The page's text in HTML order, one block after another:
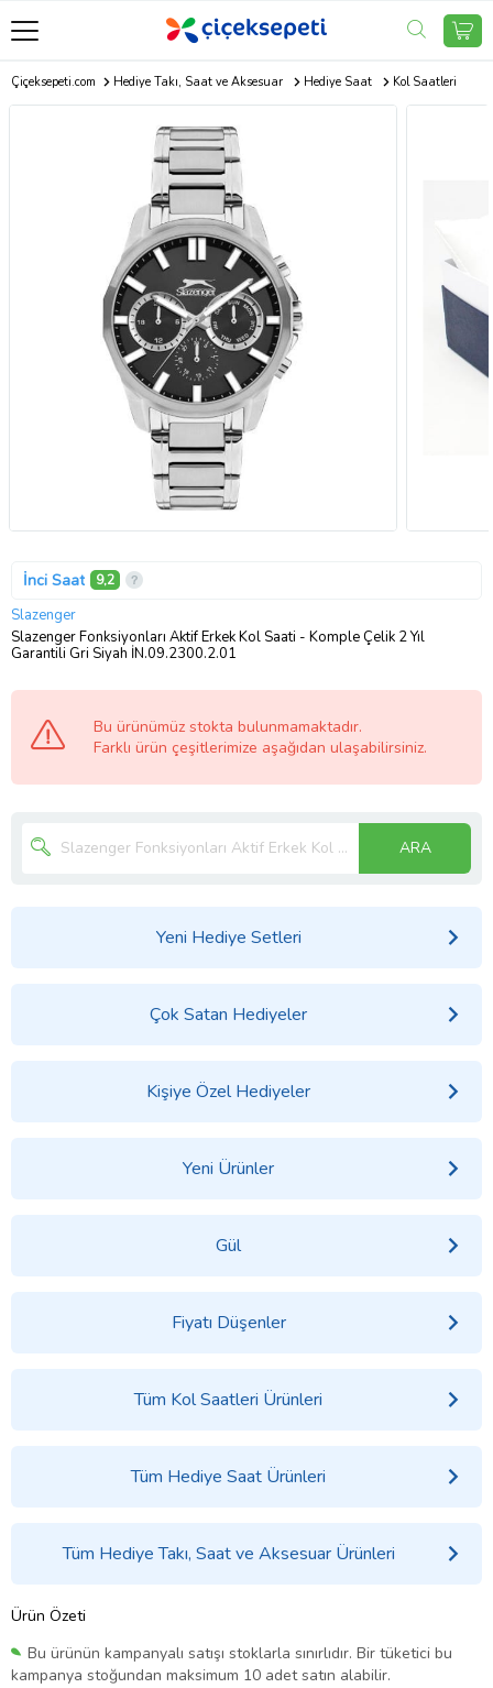
Çiçeksepeti.com Hediye Takı, Saat ve Aksesuar Hediye Saat Kol Saatleri
İnci Saat 9,2
Slazenger
Slazenger Fonksiyonları Aktif Erkek Kol Saati - Komple Çelik 2 Yıl
Garantili Gri Siyah İN.09.2300.2.01
Bu ürünümüz stokta bulunmamaktadır.
Farklı ürün çeşitlerimize aşağıdan ulaşabilirsiniz.
ARA
Yeni Hediye Setleri
Çok Satan Hediyeler
Kişiye Özel Hediyeler
Yeni Ürünler
Gül
Fiyatı Düşenler
Tüm Kol Saatleri Ürünleri
Tüm Hediye Saat Ürünleri
Tüm Hediye Takı, Saat ve Aksesuar Ürünleri
Ürün Özeti
Bu ürünün kampanyalı satışı stoklarla sınırlıdır. Bir tüketici bu
kampanya stoğundan maksimum 10 adet satın alabilir.